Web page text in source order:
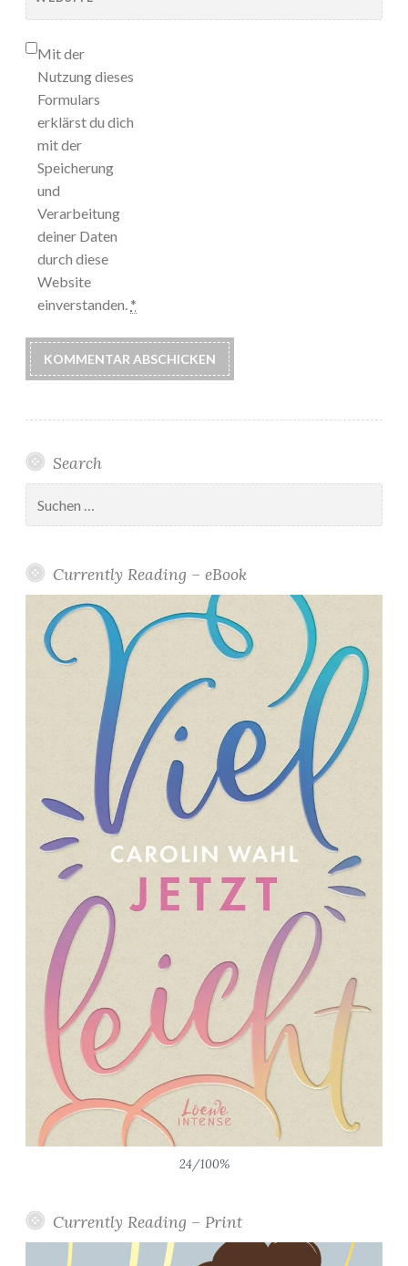
Mit der
Nutzung dieses
Formulars
erklärst du dich
mit der
Speicherung
und
Verarbeitung
deiner Daten
durch diese
Website
einverstanden. *
Search
nach:
Currently Reading – eBook
24/100%
Currently Reading – Print